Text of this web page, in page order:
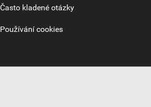
Často kladené otázky
Používání cookies